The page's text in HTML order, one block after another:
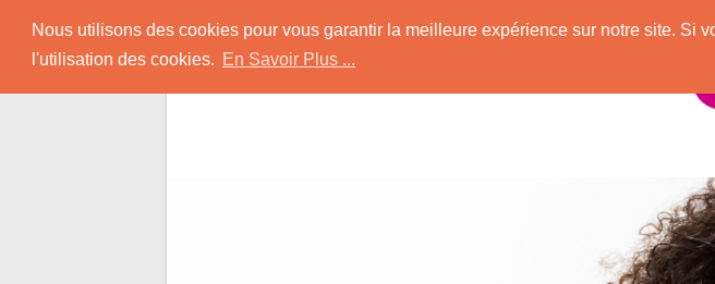
Nous utilisons des cookies pour vous garantir la meilleure expérience sur notre site. Si
l'utilisation des cookies. En Savoir Plus ...
content
Rencontrer-Afro
Conseils pour des Rencontres Coquines avec des Afros !